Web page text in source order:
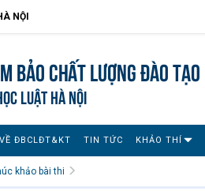
NỘI
bảo chất lượng đào tạo
LUẬT HÀ NỘI
ĐBCLĐT&KT TIN TỨC KHẢO THÍ
khảo bài thi